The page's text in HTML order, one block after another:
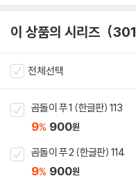
이 상품의 시리즈 301
전체선택
곰돌이 푸 1 (한글판) 113
9% 900원
곰돌이 푸 2 (한글판) 114
9% 900원